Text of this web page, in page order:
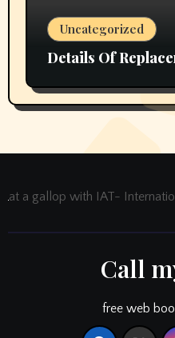
Uncategorized
Details Of
at a gallop with IAT-
Call
free web